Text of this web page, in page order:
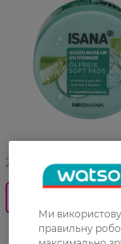
27 07 - 23 08
Диски для зняття
Ми
правильну